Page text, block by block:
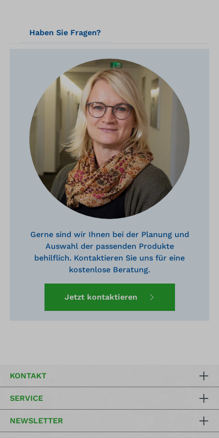
Haben Sie Fragen?
Gerne sind wir Ihnen bei der Planung und
Auswahl der passenden Produkte
behilflich. Kontaktieren Sie uns für eine
kostenlose Beratung.
Jetzt kontaktieren
KONTAKT
SERVICE
NEWSLETTER